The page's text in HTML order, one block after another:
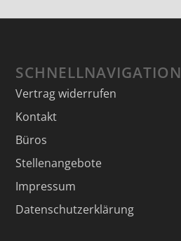
SCHNELLNAVIGATION
Vertrag widerrufen
Kontakt
Büros
Stellenangebote
Impressum
Datenschutzerklärung